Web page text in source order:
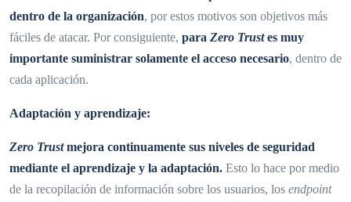
dentro de la organización, por estos motivos son objetivos más
fáciles de atacar. Por consiguiente, para Zero Trustes muy
importante suministrar solamente el acceso necesario, dentro de
cada aplicación.
Adaptación y aprendizaje:
Zero Trustmejora continuamente sus niveles de seguridad
mediante el aprendizaje y la adaptación. Esto lo hace por medio
de la recopilación de información sobre los usuarios, los endpoint